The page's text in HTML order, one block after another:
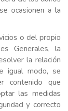
ocasionen a la
o del propio
Generales, la
la relación
igual modo, se
contenido que
las medidas
y correcto